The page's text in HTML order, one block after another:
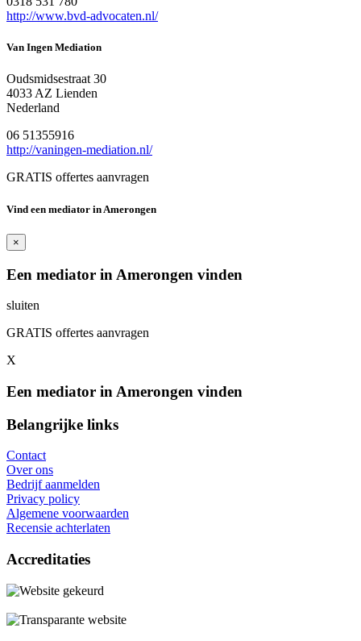
http://www.bvd-advocaten.nl/
Van Ingen Mediation
Oudsmidsestraat 30
4033 AZ Lienden
Nederland
06 51355916
http://vaningen-mediation.nl/
GRATIS offertes aanvragen
Vind een mediator in Amerongen
×
Een mediator in Amerongen vinden
sluiten
GRATIS offertes aanvragen
X
Een mediator in Amerongen vinden
Belangrijke links
Contact
Over ons
Bedrijf aanmelden
Privacy policy
Algemene voorwaarden
Recensie achterlaten
Accreditaties